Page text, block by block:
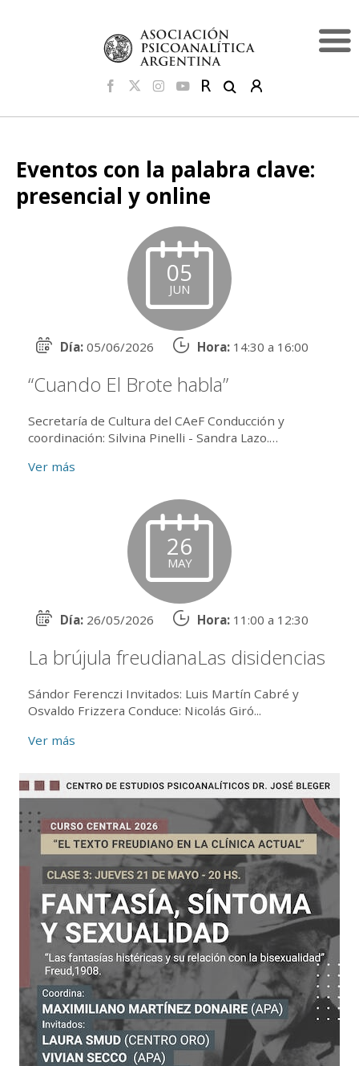
Eventos con la palabra clave:
presencial y online
05
JUN
Día: 05/06/2026 Hora: 14:30 a 16:00
“Cuando El Brote habla”
Secretaría de Cultura del CAeF Conducción y
coordinación: Silvina Pinelli - Sandra Lazo.
Modalidad: (onlin...
Ver más
26
MAY
Día: 26/05/2026 Hora: 11:00 a 12:30
La brújula freudianaLas disidencias
Sándor Ferenczi Invitados: Luis Martín Cabré y
Osvaldo Frizzera Conduce: Nicolás Giró...
Ver más